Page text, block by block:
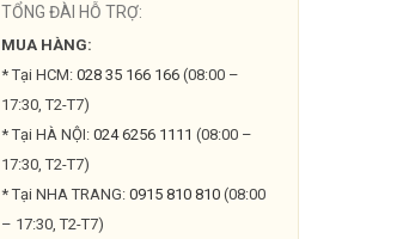
TỔNG ĐÀI HỖ TRỢ:
MUA HÀNG:
* Tại HCM: 028 35 166 166 (08:00 –
17:30, T2-T7)
* Tại HÀ NỘI: 024 6256 1111 (08:00 –
17:30, T2-T7)
* Tại NHA TRANG: 0915 810 810 (08:00
– 17:30, T2-T7)